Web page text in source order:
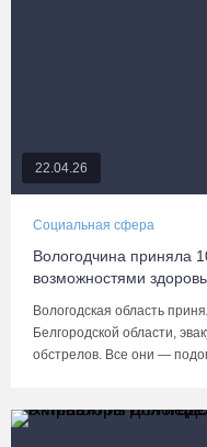
22.04.26
Социальная сфера
Вологодчина приняла
возможностями
Вологодская область
Белгородской области,
обстрелов. Все они —